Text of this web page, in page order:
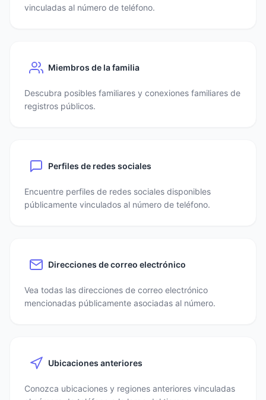
vinculadas al número de teléfono.
Miembros de la familia
Descubra posibles familiares y conexiones familiares de
registros públicos.
Perfiles de redes sociales
Encuentre perfiles de redes sociales disponibles
públicamente vinculados al número de teléfono.
Direcciones de correo electrónico
Vea todas las direcciones de correo electrónico
mencionadas públicamente asociadas al número.
Ubicaciones anteriores
Conozca ubicaciones y regiones anteriores vinculadas